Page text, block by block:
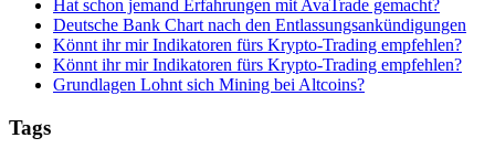
Hat schon jemand Erfahrungen mit AvaTrade gemacht?
Deutsche Bank Chart nach den Entlassungsankündigungen
Könnt ihr mir Indikatoren fürs Krypto-Trading empfehlen?
Könnt ihr mir Indikatoren fürs Krypto-Trading empfehlen?
Grundlagen Lohnt sich Mining bei Altcoins?
Tags